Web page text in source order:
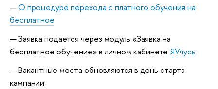
О процедуре перехода с платного обучения на
бесплатное
Заявка подается через модуль «Заявка на
бесплатное обучение» в личном кабинете ЯУчусь
Вакантные места обновляются в день старта
кампании